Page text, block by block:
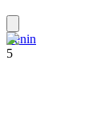
Lenin
5